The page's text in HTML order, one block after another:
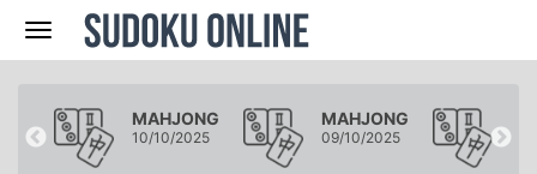
Navegación
MAHJONG
10/10/2025
MAHJONG
09/10/2025